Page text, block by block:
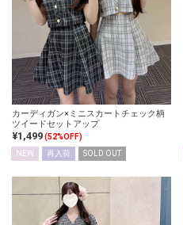
カーディガン×ミニスカートチェック柄
ツイードセットアップ
¥1,499(52%OFF)
NEW
再入荷 SOLD OUT